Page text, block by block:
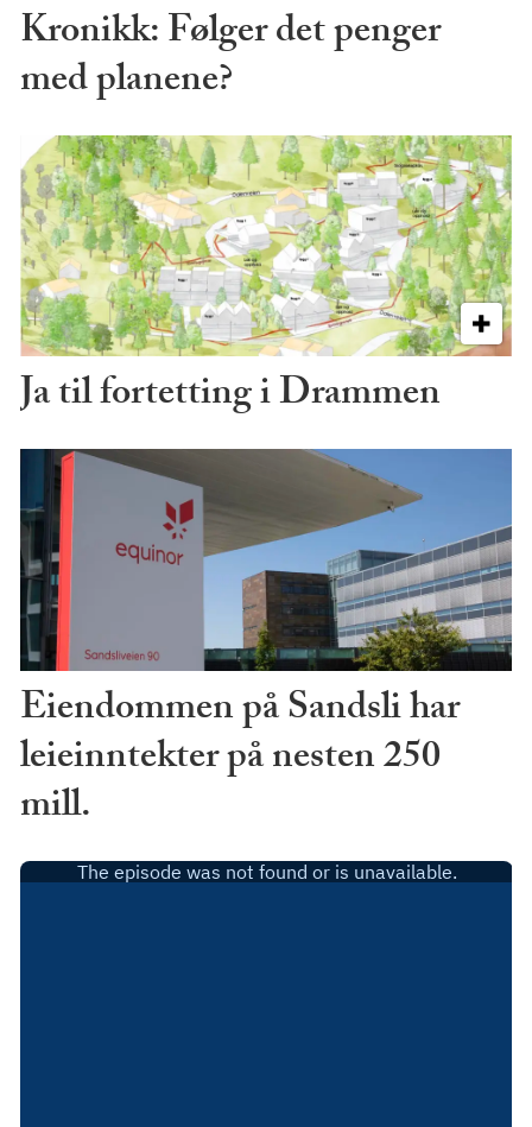
Kronikk: Følger det penger
med planene?
Ja til fortetting i Drammen
Eiendommen på Sandsli har
leieinntekter på nesten 250
mill.